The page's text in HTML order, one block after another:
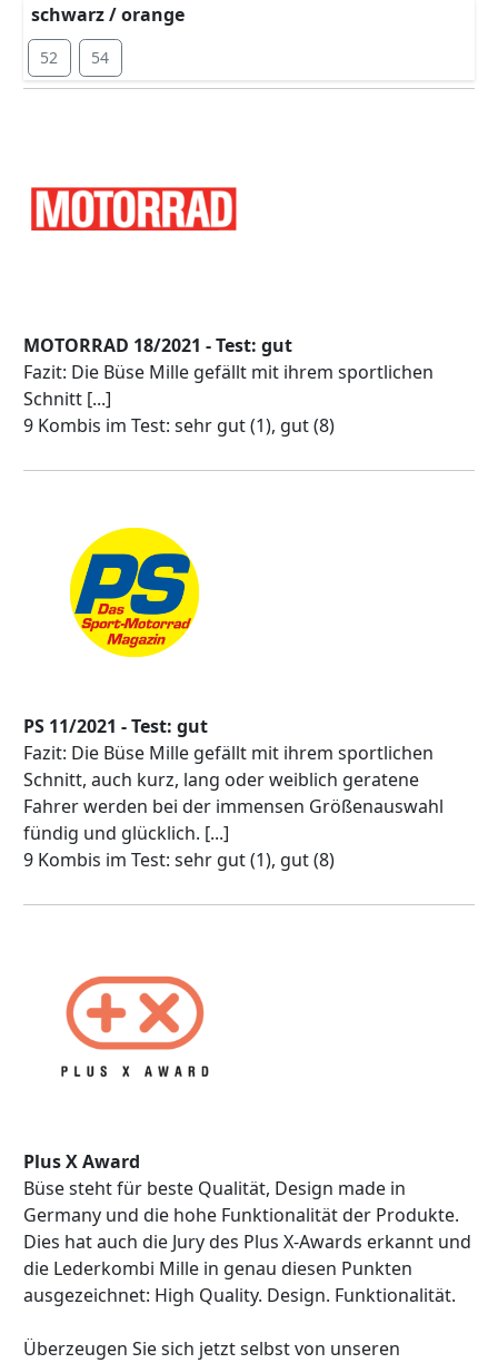
schwarz / orange
52 54
MOTORRAD 18/2021 - Test: gut
Fazit: Die Büse Mille gefällt mit ihrem sportlichen
Schnitt [...]
9 Kombis im Test: sehr gut (1), gut (8)
PS 11/2021 - Test: gut
Fazit: Die Büse Mille gefällt mit ihrem sportlichen
Schnitt, auch kurz, lang oder weiblich geratene
Fahrer werden bei der immensen Größenauswahl
fündig und glücklich. [...]
9 Kombis im Test: sehr gut (1), gut (8)
Plus X Award
Büse steht für beste Qualität, Design made in
Germany und die hohe Funktionalität der Produkte.
Dies hat auch die Jury des Plus X-Awards erkannt und
die Lederkombi Mille in genau diesen Punkten
ausgezeichnet: High Quality. Design. Funktionalität.
Überzeugen Sie sich jetzt selbst von unseren